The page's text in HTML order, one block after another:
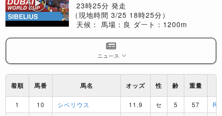
23時25分 発走
（現地時間 3/25 18時25分）
天候： 馬場：良 ダート：1200m
ニュース
着順 馬番 馬名 オッズ 性 齢 重量
1 10 シベリウス 11.9 セ 5 57
R